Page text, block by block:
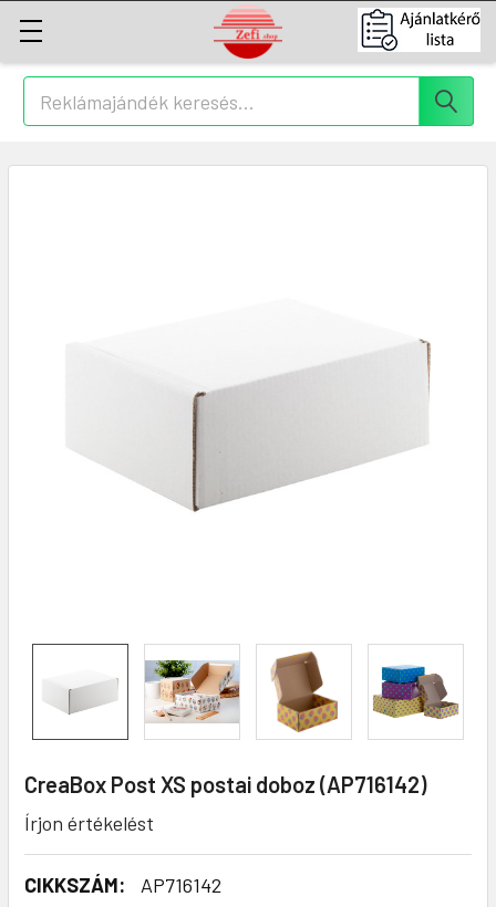
Keresés
CreaBox Post XS postai doboz (AP716142)
Írjon értékelést
CIKKSZÁM:
AP716142